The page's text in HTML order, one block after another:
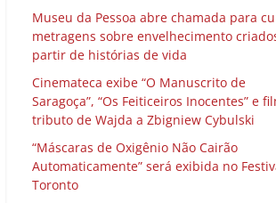
Museu da Pessoa abre chamada para
metragens sobre envelhecimento
partir de histórias de vida
Cinemateca exibe “O Manuscrito de
Saragoça”, “Os Feiticeiros Inocentes” e
tributo de Wajda a Zbigniew Cybulski
“Máscaras de Oxigênio Não Cairão
Automaticamente” será exibida no
Toronto